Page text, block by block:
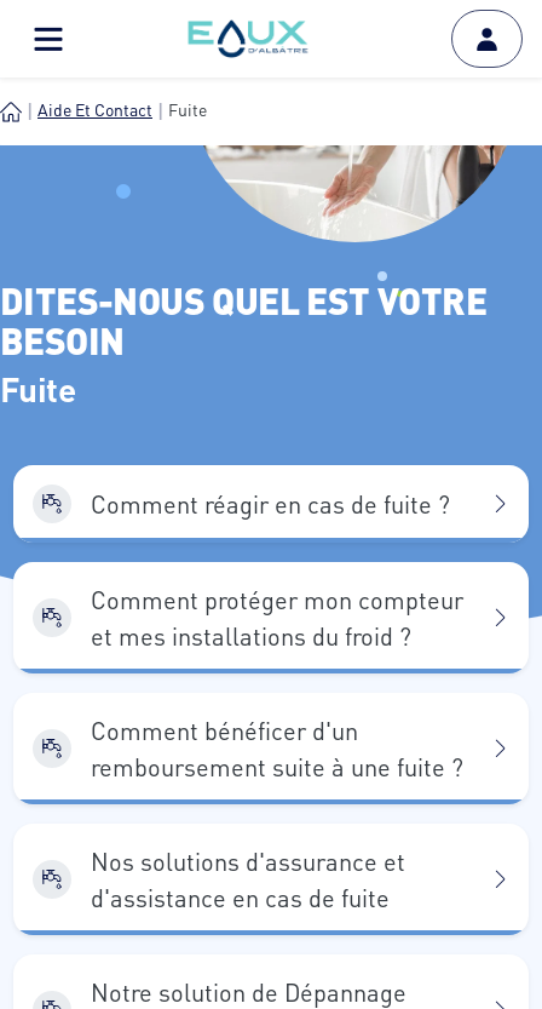
Aide Et Contact Fuite
DITES-NOUS QUEL EST VOTRE
BESOIN
Fuite
Comment réagir en cas de fuite ?
Comment protéger mon compteur
et mes installations du froid ?
Comment bénéficer d'un
remboursement suite à une fuite ?
Nos solutions d'assurance et
d'assistance en cas de fuite
Notre solution de Dépannage